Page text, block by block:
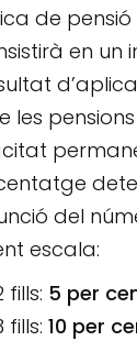
de
en un
les
del
escala:
fills: 5 per
fills:10 per